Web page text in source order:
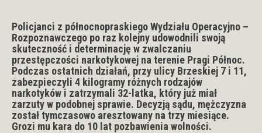
Policjanci z północnopraskiego Wydziału Operacyjno –
Rozpoznawczego po raz kolejny udowodnili swoją
skuteczność i determinację w zwalczaniu
przestępczości narkotykowej na terenie Pragi Północ.
Podczas ostatnich działań, przy ulicy Brzeskiej 7 i 11,
zabezpieczyli 4 kilogramy różnych rodzajów
narkotyków i zatrzymali 32-latka, który już miał
zarzuty w podobnej sprawie. Decyzją sądu, mężczyzna
został tymczasowo aresztowany na trzy miesiące.
Grozi mu kara do 10 lat pozbawienia wolności.